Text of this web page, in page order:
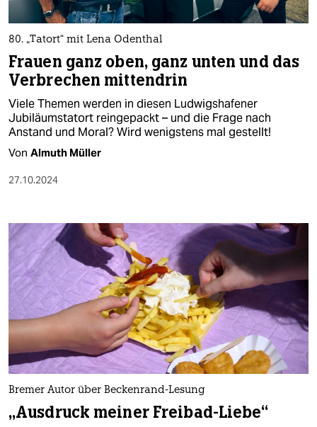
80. „Tatort“ mit Lena Odenthal
Frauen ganz oben, ganz unten und das
Verbrechen mittendrin
Viele Themen werden in diesen Ludwigshafener
Jubiläumstatort reingepackt – und die Frage nach
Anstand und Moral? Wird wenigstens mal gestellt!
Von Almuth Müller
27.10.2024
Bremer Autor über Beckenrand-Lesung
„Ausdruck meiner Freibad-Liebe“